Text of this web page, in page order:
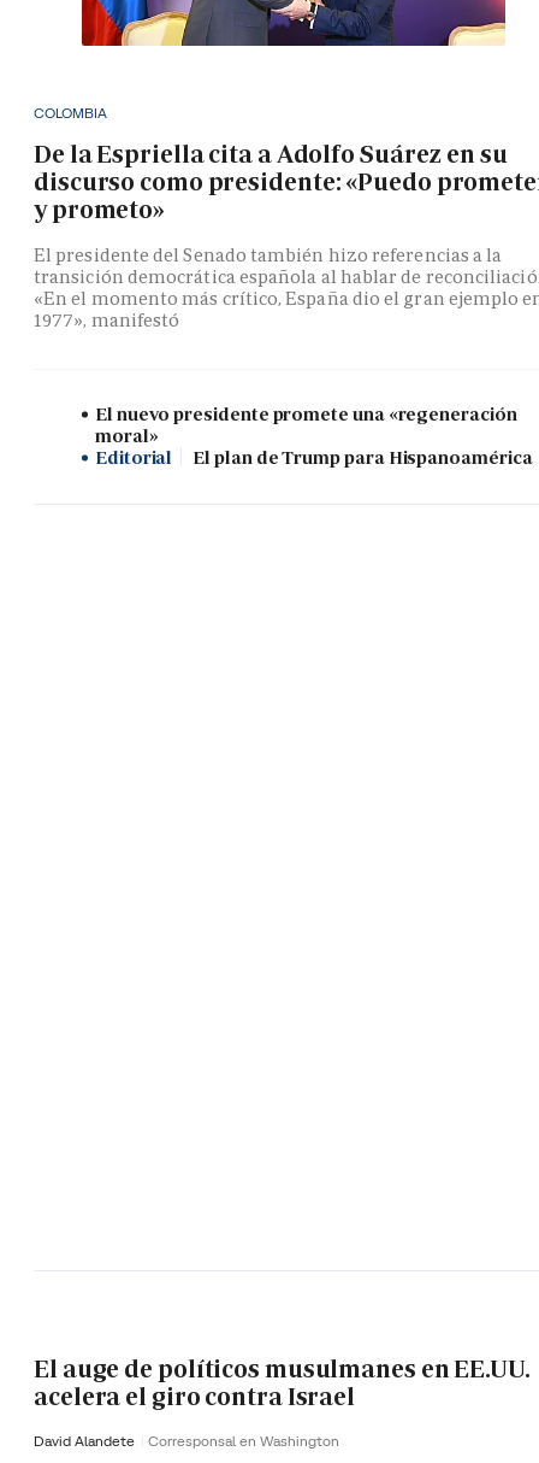
COLOMBIA
De la Espriella cita a Adolfo Suárez en su
discurso como presidente: «Puedo
y prometo»
El presidente del Senado también hizo referencias a la
transición democrática española al hablar de
«En el momento más crítico, España dio el gran ejemplo
1977», manifestó
El nuevo presidente promete una «regeneración
moral»
Editorial
El plan de Trump para Hispanoamérica
El auge de políticos musulmanes en EE.UU.
acelera el giro contra Israel
David Alandete Corresponsal en Washington